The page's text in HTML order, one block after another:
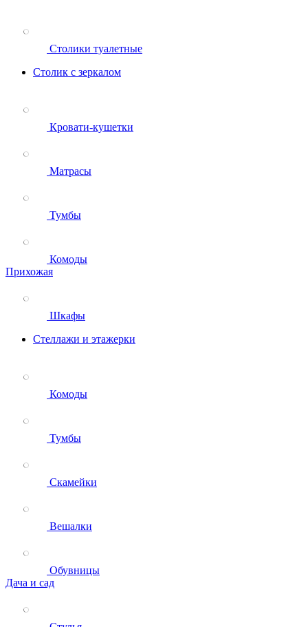
Столики туалетные
Столик с зеркалом
Кровати-кушетки
Матрасы
Тумбы
Комоды
Прихожая
Шкафы
Стеллажи и этажерки
Комоды
Тумбы
Скамейки
Вешалки
Обувницы
Дача и сад